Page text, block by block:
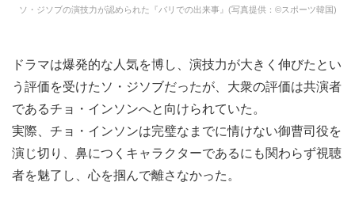
ソ・ジソブの演技力が認められた『バリでの出来事』(写真提供：©スポーツ韓国)
ドラマは爆発的な人気を博し、演技力が大きく伸びたとい
う評価を受けたソ・ジソブだったが、大衆の評価は共演者
であるチョ・インソンへと向けられていた。
実際、チョ・インソンは完璧なまでに情けない御曹司役を
演じ切り、鼻につくキャラクターであるにも関わらず視聴
者を魅了し、心を掴んで離さなかった。